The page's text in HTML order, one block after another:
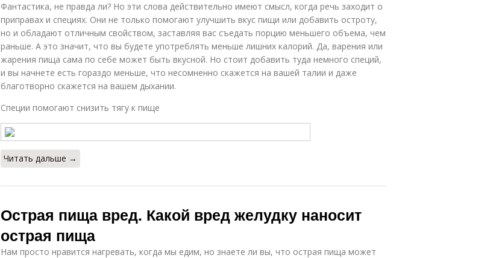
Фантастика, не правда ли? Но эти слова действительно имеют смысл, когда речь заходит о
приправах и специях. Они не только помогают улучшить вкус пищи или добавить остроту,
но и обладают отличным свойством, заставляя вас съедать порцию меньшего объема, чем
раньше. А это значит, что вы будете употреблять меньше лишних калорий. Да, варения или
жарения пища сама по себе может быть вкусной. Но стоит добавить туда немного специй,
и вы начнете есть гораздо меньше, что несомненно скажется на вашей талии и даже
благотворно скажется на вашем дыхании.
Специи помогают снизить тягу к пище
Читать дальше →
Острая пища вред. Какой вред желудку наносит
острая пища
Нам просто нравится нагревать, когда мы едим, но знаете ли вы, что острая пища может